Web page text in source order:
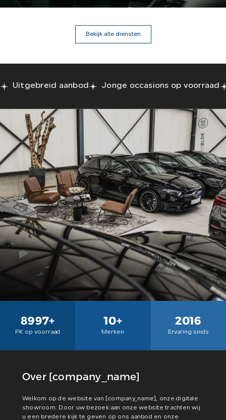
Bekijk alle diensten
Uitgebreid aanbod Jonge occasions op voorraad
8997+
PK op voorraad
10+
Merken
2016
Ervaring sinds
Over [company_name]
Welkom op de website van [company_name], onze digitale
showroom. Door uw bezoek aan onze website trachten wij
u een bredere kijk te geven op ons aanbod en onze